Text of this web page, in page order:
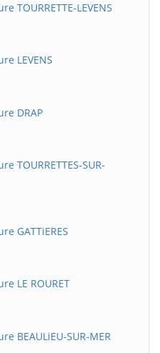
TOURRETTE-LEVENS
LEVENS
DRAP
TOURRETTES-SUR-
GATTiERES
LE ROURET
BEAULiEU-SUR-MER